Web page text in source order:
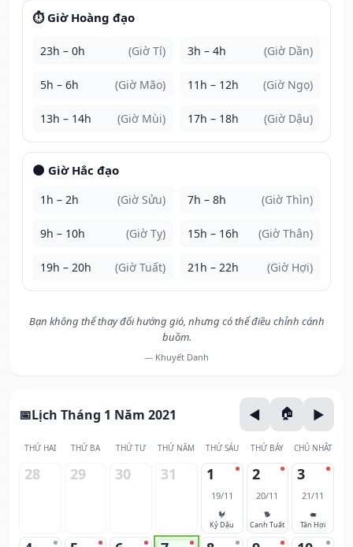
⏱️ Giờ Hoàng đạo
23h – 0h (Giờ Tí) 3h – 4h (Giờ Dần)
5h – 6h (Giờ Mão) 11h – 12h (Giờ Ngọ)
13h – 14h (Giờ Mùi) 17h – 18h (Giờ Dậu)
🌑 Giờ Hắc đạo
1h – 2h (Giờ Sửu) 7h – 8h (Giờ Thìn)
9h – 10h (Giờ Tỵ) 15h – 16h (Giờ Thân)
19h – 20h (Giờ Tuất) 21h – 22h (Giờ Hợi)
Bạn không thể thay đổi hướng gió, nhưng có thể điều chỉnh cánh
buồm.
— Khuyết Danh
Lịch Tháng 1 Năm 2021
THỨ HAI THỨ BA THỨ TƯ THỨ NĂM THỨ SÁU THỨ BẢY CHỦ NHẬT
28 29 30 31 1
19/11
🐓
Kỷ Dậu
2
20/11
🐕
Canh Tuất
3
21/11
🐖
Tân Hợi